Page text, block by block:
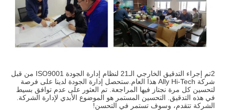
2تم إجراء التدقيق الخارجي الـ21 لنظام إدارة الجودة ISO9001 من قبل
شركة Ally Hi-Tech هذا العام.ستحصل إدارة الجودة لدينا على فرصة
لتحسين كل مرة نجتاز فيها المراجعة. تم العثور على عدم توافق بسيط
في هذه التدقيق. التحسين المستمر هو الموضوع الأبدي لإدارة الشركة.
الشركة تتقدم، وسوف تستمر في التحسن!